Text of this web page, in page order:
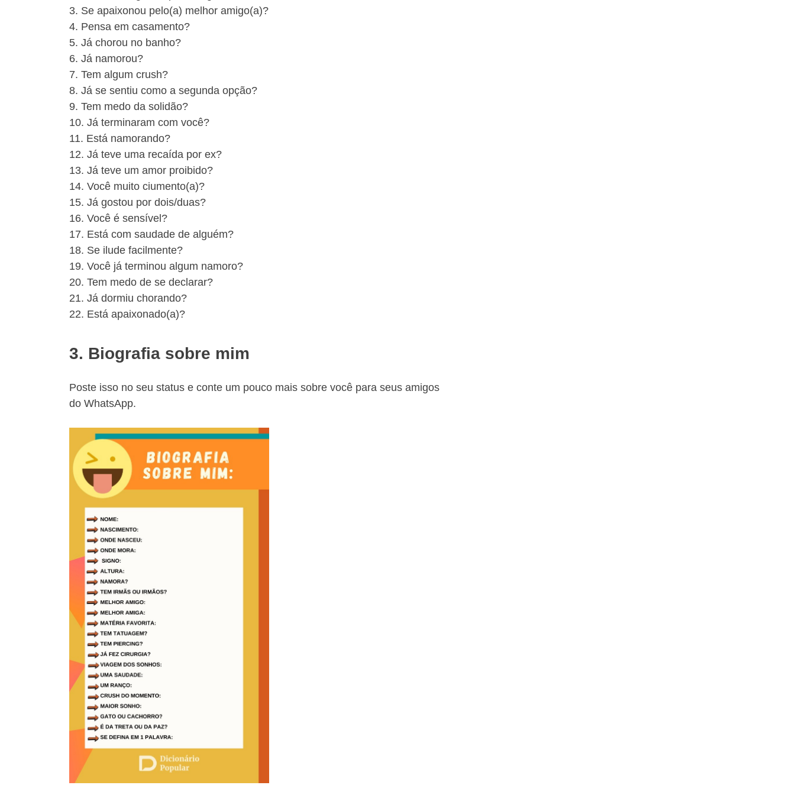
3. Se apaixonou pelo(a) melhor amigo(a)?
4. Pensa em casamento?
5. Já chorou no banho?
6. Já namorou?
7. Tem algum crush?
8. Já se sentiu como a segunda opção?
9. Tem medo da solidão?
10. Já terminaram com você?
11. Está namorando?
12. Já teve uma recaída por ex?
13. Já teve um amor proibido?
14. Você muito ciumento(a)?
15. Já gostou por dois/duas?
16. Você é sensível?
17. Está com saudade de alguém?
18. Se ilude facilmente?
19. Você já terminou algum namoro?
20. Tem medo de se declarar?
21. Já dormiu chorando?
22. Está apaixonado(a)?
3. Biografia sobre mim
Poste isso no seu status e conte um pouco mais sobre você para seus amigos
do WhatsApp.